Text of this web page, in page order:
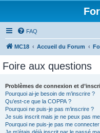
FAQ
MC18 Accueil du Forum
Foire aux questions
Problèmes de connexion et
Pourquoi ai-je besoin de m’inscrire ?
Qu’est-ce que la COPPA ?
Pourquoi ne puis-je pas m’inscrire ?
Je suis inscrit mais je ne peux pas
Pourquoi ne puis-je pas me